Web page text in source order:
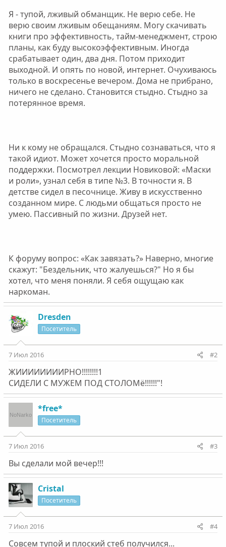
Я - тупой, лживый обманщик. Не верю себе. Не
верю своим лживым обещаниям. Могу скачивать
книги про эффективность, тайм-менеджмент, строю
планы, как буду высокоэффективным. Иногда
срабатывает один, два дня. Потом приходит
выходной. И опять по новой, интернет. Очухиваюсь
только в воскресенье вечером. Дома не прибрано,
ничего не сделано. Становится стыдно. Стыдно за
потерянное время.
Ни к кому не обращался. Стыдно сознаваться, что я
такой идиот. Может хочется просто моральной
поддержки. Посмотрел лекции Новиковой: «Маски
и роли», узнал себя в типе №3. В точности я. В
детстве сидел в песочнице. Живу в искусственно
созданном мире. С людьми общаться просто не
умею. Пассивный по жизни. Друзей нет.
К форуму вопрос: «Как завязать?» Наверно, многие
скажут: "Бездельник, что жалуешься?" Но я бы
хотел, что меня поняли. Я себя ощущаю как
наркоман.
Dresden
Посетитель
7 Июл 2016 #2
ЖИИИИИИИИРНО!!!!!!!!1
СИДЕЛИ С МУЖЕМ ПОД СТОЛОМё!!!!!!"!
*free*
Посетитель
7 Июл 2016 #3
Вы сделали мой вечер!!!
Cristal
Посетитель
7 Июл 2016 #4
Совсем тупой и плоский стеб получился...